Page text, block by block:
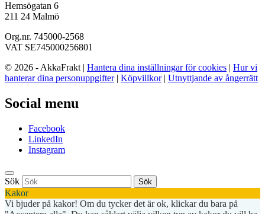
Hemsögatan 6
211 24 Malmö
Org.nr. 745000-2568
VAT SE745000256801
© 2026 - AkkaFrakt | Hantera dina inställningar för cookies | Hur vi
hanterar dina personuppgifter| Köpvillkor| Utnyttjande av ångerrätt
Social menu
Facebook
LinkedIn
Instagram
Sök Sök
Kakor
Vi bjuder på kakor! Om du tycker det är ok, klickar du bara på